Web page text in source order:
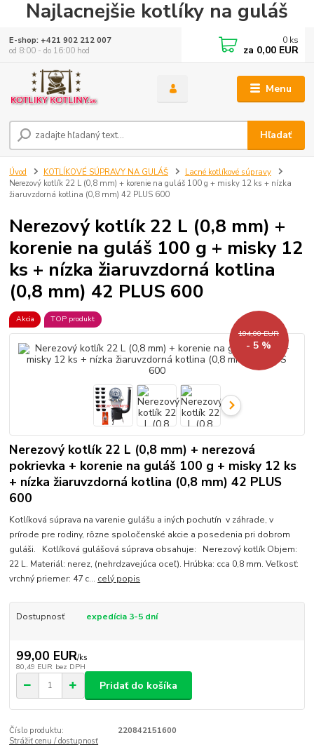
Najlacnejšie kotlíky na guláš
Menu
Hľadať
E-shop: +421 902 212 007
od 8:00 - do 16:00 hod
0 ks
za 0,00 EUR
Úvod KOTLÍKOVÉ SÚPRAVY NA GULÁŠ
Lacné kotlíkové súpravy
Nerezový kotlík 22 L (0,8 mm) + korenie na guláš 100 g + misky 12 ks + nízka
žiaruvzdorná kotlina (0,8 mm) 42 PLUS 600
Nerezový kotlík 22 L (0,8 mm) +
korenie na guláš 100 g + misky 12
ks + nízka žiaruvzdorná kotlina
(0,8 mm) 42 PLUS 600
Akcia
TOP produkt
104,00 EUR
- 5 %
Nerezový kotlík 22 L (0,8 mm) + nerezová
pokrievka + korenie na guláš 100 g + misky 12 ks
+ nízka žiaruvzdorná kotlina (0,8 mm) 42 PLUS
600
Kotlíková súprava na varenie gulášu a iných pochutín v záhrade, v
prírode pre rodiny, rôzne spoločenské akcie a posedenia pri dobrom
guláši. Kotlíková gulášová súprava obsahuje: Nerezový kotlík Objem:
22 L. Materiál: nerez, (nehrdzavejúca oceľ). Hrúbka: cca 0,8 mm. Veľkosť:
vrchný priemer: 47 c... celý popis
Dostupnosť expedícia 3-5 dní
99,00 EUR/ks
80,49 EUR bez DPH
Pridať do košíka
Číslo produktu:
220842151600
Strážiť cenu / dostupnosť